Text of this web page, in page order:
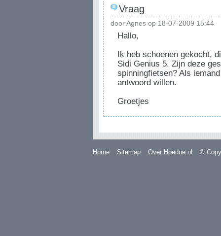
Vraag
door Agnes op 18-07-2009 15:44
Hallo,
Ik heb schoenen gekocht,
Sidi Genius 5. Zijn deze
spinningfietsen? Als
antwoord willen.
Groetjes
Home Sitemap Over Hoedoe.nl ©